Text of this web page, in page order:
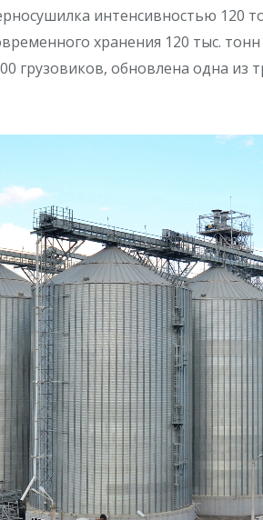
интенсивностью 120
хранения 120 тыс.
грузовиков, обновлена одна из